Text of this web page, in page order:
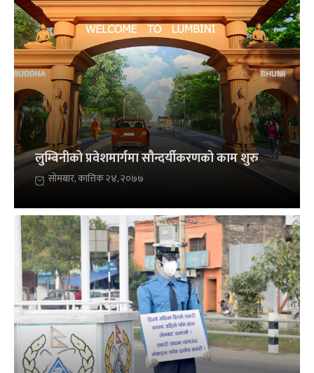
लुम्बिनीको प्रवेशमार्गमा सौन्दर्यीकरणको काम शुरु
सोमबार, कात्तिक २४, २०७७